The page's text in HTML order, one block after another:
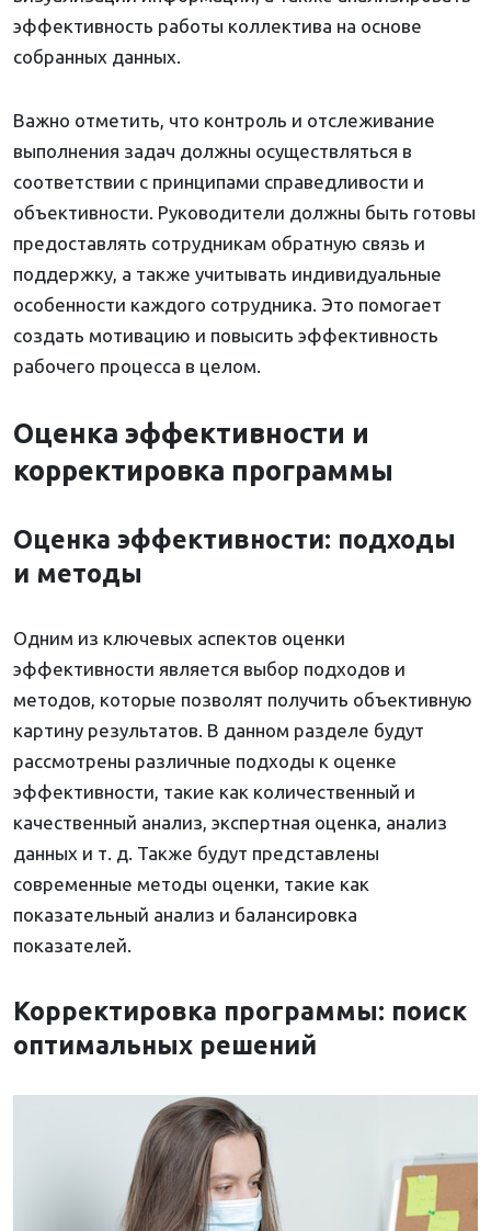
эффективность работы коллектива на основе
собранных данных.
Важно отметить, что контроль и отслеживание
выполнения задач должны осуществляться в
соответствии с принципами справедливости и
объективности. Руководители должны быть готовы
предоставлять сотрудникам обратную связь и
поддержку, а также учитывать индивидуальные
особенности каждого сотрудника. Это помогает
создать мотивацию и повысить эффективность
рабочего процесса в целом.
Оценка эффективности и
корректировка программы
Оценка эффективности: подходы
и методы
Одним из ключевых аспектов оценки
эффективности является выбор подходов и
методов, которые позволят получить объективную
картину результатов. В данном разделе будут
рассмотрены различные подходы к оценке
эффективности, такие как количественный и
качественный анализ, экспертная оценка, анализ
данных и т. д. Также будут представлены
современные методы оценки, такие как
показательный анализ и балансировка
показателей.
Корректировка программы: поиск
оптимальных решений